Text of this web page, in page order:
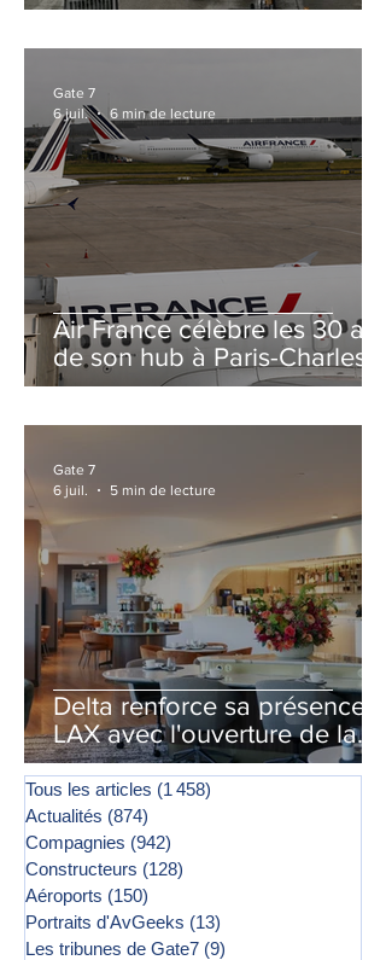
et Zurich
Air France célèbre les 30 ans
de son hub à Paris-Charles
de Gaulle
Gate 7
6 juil.
6 min de lecture
Delta renforce sa présence à
LAX avec l'ouverture de la
première phase d'un second
salon Delta One
Gate 7
6 juil.
5 min de lecture
Tous les articles (1 458)
Actualités (874)
Compagnies (942)
Constructeurs (128)
Aéroports (150)
Portraits d'AvGeeks (13)
Les tribunes de Gate7 (9)